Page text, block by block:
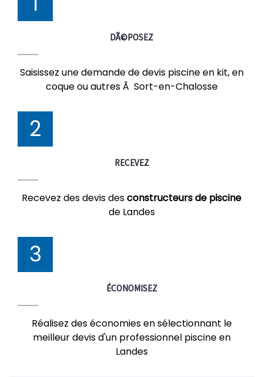
DÃ©POSEZ
Saisissez une demande de devis piscine en kit, en
coque ou autres Ã Sort-en-Chalosse
2
RECEVEZ
Recevez des devis desconstructeurs de piscine
de Landes
3
ÉCONOMISEZ
Réalisez des économies en sélectionnant le
meilleur devis d'un professionnel piscine en
Landes